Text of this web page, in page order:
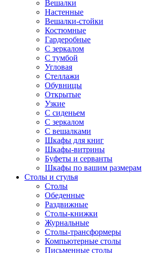
Вешалки
Настенные
Вешалки-стойки
Костюмные
Гардеробные
С зеркалом
С тумбой
Угловая
Стеллажи
Обувницы
Открытые
Узкие
С сиденьем
С зеркалом
С вешалками
Шкафы для книг
Шкафы-витрины
Буфеты и серванты
Шкафы по вашим размерам
Столы и стулья
Столы
Обеденные
Раздвижные
Столы-книжки
Журнальные
Столы-трансформеры
Компьютерные столы
Письменные столы